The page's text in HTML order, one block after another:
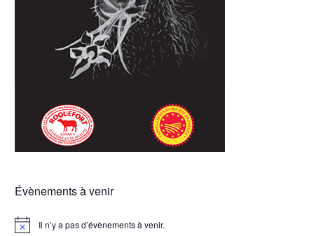
Évènements à venir
Notice Il n’y a pas d’évènements à venir.